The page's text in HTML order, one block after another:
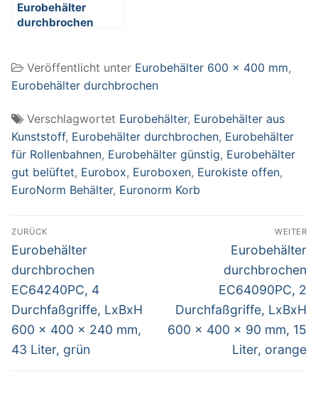
Eurobehälter
durchbrochen
LxBxH 600 x 400 x
240 mm, 43 Liter,
Veröffentlicht unter Eurobehälter 600 x 400 mm,
Eurobehälter durchbrochen
Verschlagwortet Eurobehälter, Eurobehälter aus
Kunststoff, Eurobehälter durchbrochen, Eurobehälter
für Rollenbahnen, Eurobehälter günstig, Eurobehälter
gut belüftet, Eurobox, Euroboxen, Eurokiste offen,
EuroNorm Behälter, Euronorm Korb
Beitragsnavigation
ZURÜCK
Vorheriger
Beitrag:
Eurobehälter
durchbrochen
EC64240PC, 4
Durchfaßgriffe, LxBxH
600 x 400 x 240 mm,
43 Liter, grün
WEITER
Nächster
Beitrag:
Eurobehälter
durchbrochen
EC64090PC, 2
Durchfaßgriffe, LxBxH
600 x 400 x 90 mm, 15
Liter, orange